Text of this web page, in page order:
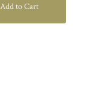
Add to Cart